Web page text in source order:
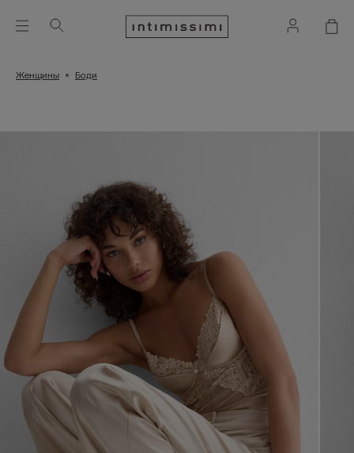
Женщины Боди